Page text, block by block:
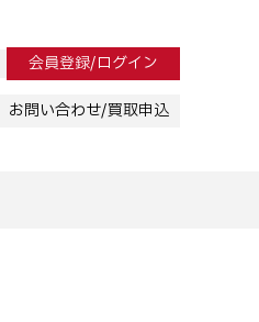
会員登録/ログイン
お問い合わせ/買取申込